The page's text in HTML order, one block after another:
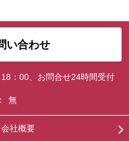
い合わせ
：00、お問合せ24時間受付
無
会社概要